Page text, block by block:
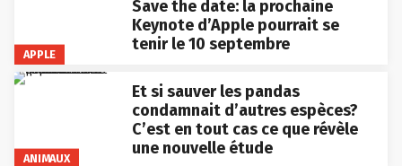
APPLE
Save the date: la prochaine
Keynote d’Apple pourrait se
tenir le 10 septembre
ANIMAUX
Et si sauver les pandas
condamnait d’autres espèces?
C’est en tout cas ce que révèle
une nouvelle étude